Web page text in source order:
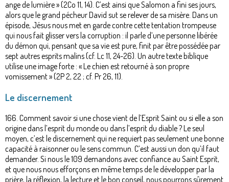
ange de lumière » (2Co 11, 14). C’est ainsi que Salomon a fini ses jours,
alors que le grand pécheur David sut se relever de sa misère. Dans un
épisode, Jésus nous met en garde contre cette tentation trompeuse
qui nous fait glisser vers la corruption : il parle d’une personne libérée
du démon qui, pensant que sa vie est pure, finit par être possédée par
sept autres esprits malins (cf. Lc 11, 24-26). Un autre texte biblique
utilise une image forte : « Le chien est retourné à son propre
vomissement » (2P 2, 22 ; cf. Pr 26, 11).
Le discernement
166. Comment savoir si une chose vient de l’Esprit Saint ou si elle a son
origine dans l’esprit du monde ou dans l’esprit du diable ? Le seul
moyen, c’est le discernement qui ne requiert pas seulement une bonne
capacité à raisonner ou le sens commun. C’est aussi un don qu’il faut
demander. Si nous le 109 demandons avec confiance au Saint Esprit,
et que nous nous efforçons en même temps de le développer par la
prière, la réflexion, la lecture et le bon conseil, nous pourrons sûrement